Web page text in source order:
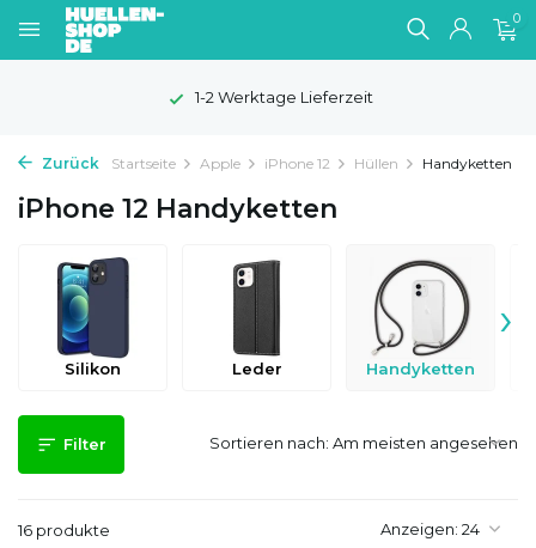
0
1-2 Werktage Lieferzeit
Zurück Startseite Apple iPhone 12 Hüllen Handyketten
iPhone 12 Handyketten
Silikon Leder Handyketten
›
Filter
16 produkte Anzeigen:
Sortieren nach: